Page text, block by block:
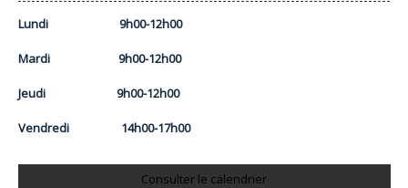
Lundi 9h00-12h00
Mardi 9h00-12h00
Jeudi 9h00-12h00
Vendredi 14h00-17h00
Consulter le calendrier